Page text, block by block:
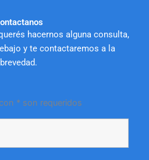
hacernos alguna consulta,
y te contactaremos a la
brevedad.
* son requeridos